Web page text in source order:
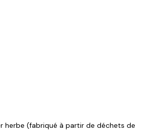
herbe (fabriqué à partir de déchets de